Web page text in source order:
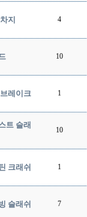
지 4
10
레이크 1
트 슬래
10
크래쉬 1
슬래쉬 7